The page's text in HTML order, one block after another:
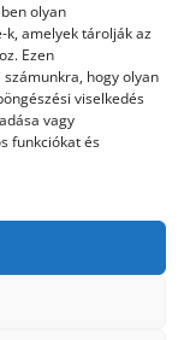
olyan
k, amelyek tárolják az
Ezen
hogy olyan
viselkedés
vagy
funkciókat és